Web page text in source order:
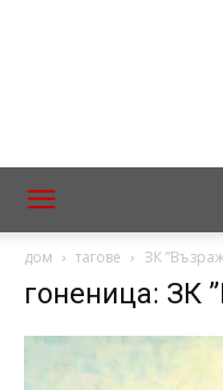
дом тагове ЗК
гоненица: ЗК